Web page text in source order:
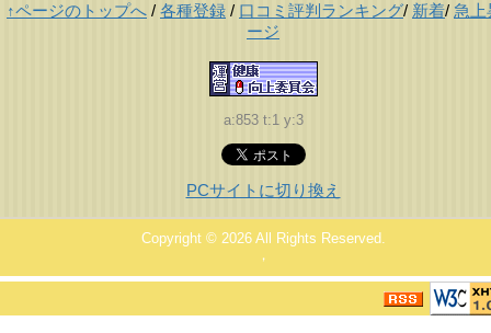
↑ページのトップへ / 各種登録 / 口コミ評判ランキング/ 新着/ 急上
ージ
a:853 t:1 y:3
PCサイトに切り換え
Copyright © 2026 All Rights Reserved.
，